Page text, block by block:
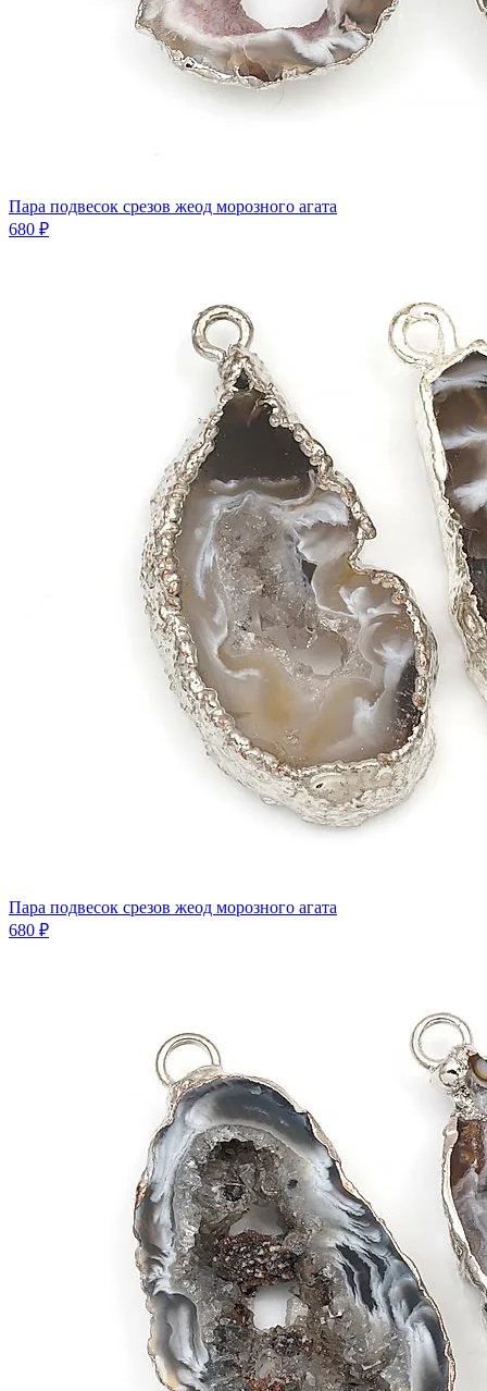
Пара подвесок срезов жеод морозного агата
680 ₽
Пара подвесок срезов жеод морозного агата
680 ₽